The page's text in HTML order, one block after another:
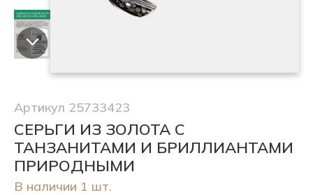
Артикул 25733423
СЕРЬГИ ИЗ ЗОЛОТА С
ТАНЗАНИТАМИ И БРИЛЛИАНТАМИ
ПРИРОДНЫМИ
В наличии 1 шт.